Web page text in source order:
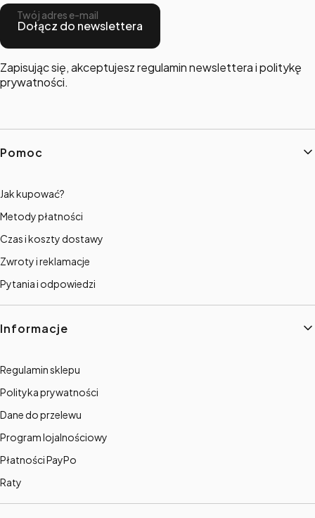
Twój adres e-mail
Dołącz do newslettera
Zapisując się, akceptujesz regulamin newslettera i politykę
prywatności.
Linki w stopce
Pomoc
Jak kupować?
Metody płatności
Czas i koszty dostawy
Zwroty i reklamacje
Pytania i odpowiedzi
Informacje
Regulamin sklepu
Polityka prywatności
Dane do przelewu
Program lojalnościowy
Płatności PayPo
Raty